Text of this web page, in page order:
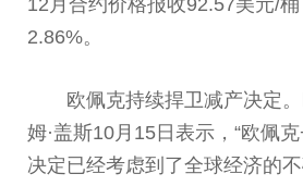
2.86%。
欧佩克持续捍卫减产决定
姆·盖斯10月15日表示，“欧佩
决定已经考虑到了全球经济的